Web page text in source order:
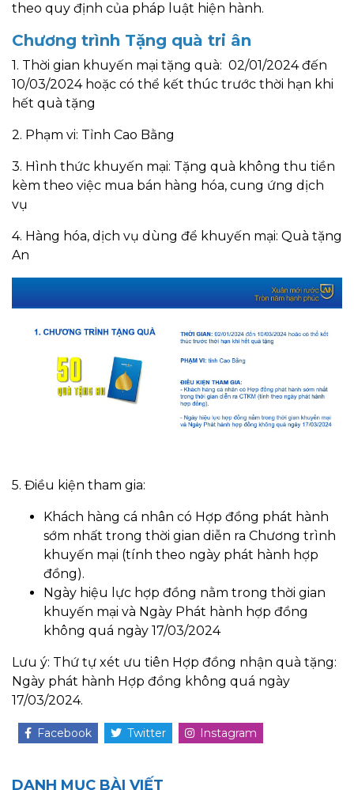
theo quy định của pháp luật hiện hành.
Chương trình Tặng quà tri ân
1. Thời gian khuyến mại tặng quà: 02/01/2024 đến
10/03/2024 hoặc có thể kết thúc trước thời hạn khi
hết quà tặng
2. Phạm vi: Tỉnh Cao Bằng
3. Hình thức khuyến mại: Tặng quà không thu tiền
kèm theo việc mua bán hàng hóa, cung ứng dịch
vụ
4. Hàng hóa, dịch vụ dùng để khuyến mại: Quà tặng
An
5. Điều kiện tham gia:
Khách hàng cá nhân có Hợp đồng phát hành
sớm nhất trong thời gian diễn ra Chương trình
khuyến mại (tính theo ngày phát hành hợp
đồng).
Ngày hiệu lực hợp đồng nằm trong thời gian
khuyến mại và Ngày Phát hành hợp đồng
không quá ngày 17/03/2024
Lưu ý: Thứ tự xét ưu tiên Hợp đồng nhận quà tặng:
Ngày phát hành Hợp đồng không quá ngày
17/03/2024.
Facebook Twitter Instagram
DANH MỤC BÀI VIẾT